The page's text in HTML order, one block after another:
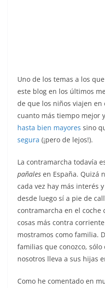
Uno de los temas a los
este blog en los últimos
de que los niños viajen en
cuanto más tiempo mejor
hasta bien mayores sino
segura (¡pero de lejos!).
La contramarcha todavía
pañales en España. Quizá
cada vez hay más interés
desde luego sí a pie de
contramarcha en el coche
cosas más contra
mostramos como familia.
familias que conozco,
nosotros lleva a sus hijas
Como he comentado en